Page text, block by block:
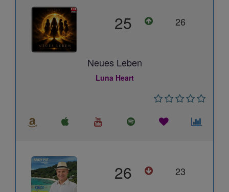
25 26
Neues Leben
Luna Heart
26 23